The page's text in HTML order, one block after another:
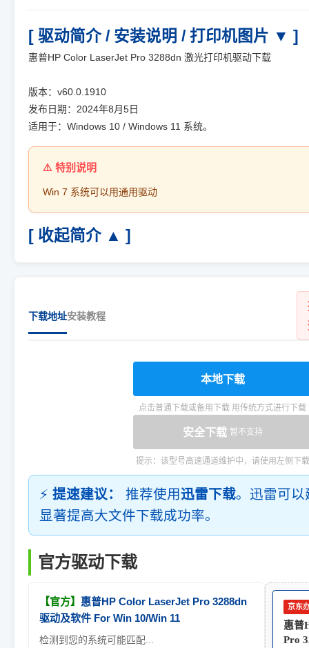
[ 驱动简介 / 安装说明 / 打印机图片 ▼ ]
惠普HP Color LaserJet Pro 3288dn 激光打印机驱动下载
版本：v60.0.1910
发布日期：2024年8月5日
适用于：Windows 10 / Windows 11 系统。
Win 7 系统可以用通用驱动
[ 收起简介 ▲ ]
下载地址安装教程
本地下载
点击普通下载或备用下载 用传统方式进行下载
安全下载 暂不支持
提示：该型号高速通道维护中，请使用左侧下载
⚡ 提速建议： 推荐使用迅雷下载。迅雷可
显著提高大文件下载成功率。
官方驱动下载
【官方】 惠普HP Color LaserJet Pro 3288dn
驱动及软件 For Win 10/Win 11
检测到您的系统可能匹配...
京东
惠普
Pro